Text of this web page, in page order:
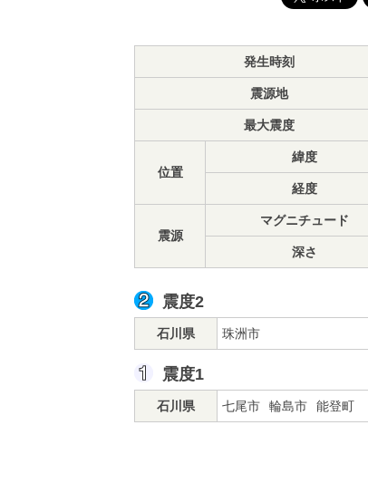
発生時刻
震源地
最大震度
位置
緯度
経度
震源
マグニチュード
深さ
震度2
石川県 珠洲市
震度1
石川県 七尾市 輪島市 能登町